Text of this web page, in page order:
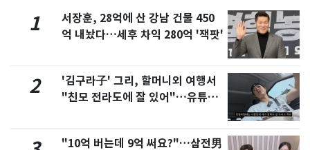
1
서장훈, 28억에 산 강남 건물 450
억 내놨다…세후 차익 280억 '잭팟'
2
'김구라子' 그리, 할머니외 여행서
"친모 전라도에 잘 있어"…유튜브
"10억 버는데 9억 써요?"…삼전男